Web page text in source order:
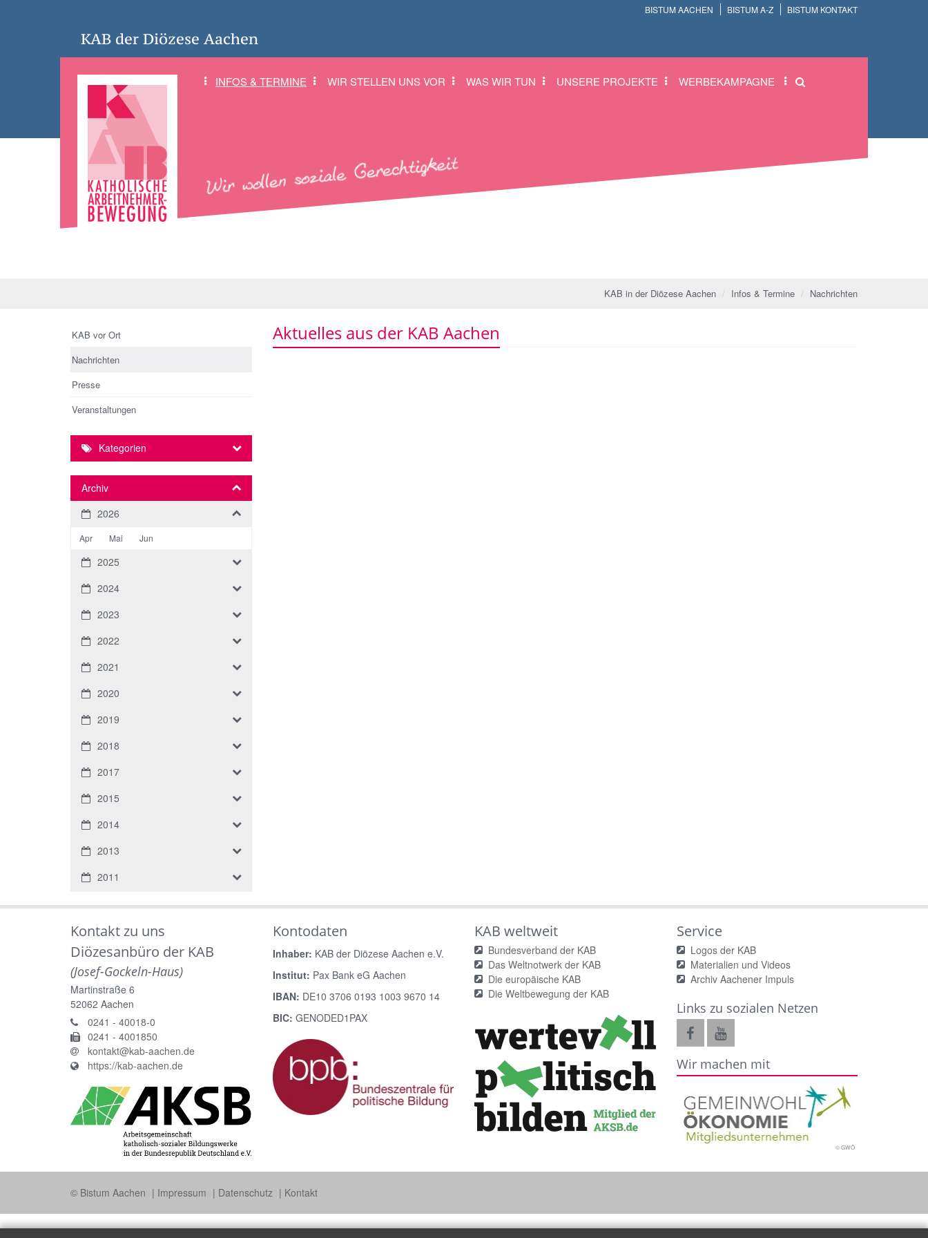
BISTUM AACHEN BISTUM A-Z BISTUM KONTAKT
KAB der Diözese Aachen
INFOS & TERMINE WIR STELLEN UNS VOR WAS WIR TUN UNSERE PROJEKTE WERBEKAMPAGNE
KAB in der Diözese Aachen Infos & Termine Nachrichten
Aktuelles aus der KAB Aachen
KAB vor Ort
Nachrichten
Presse
Veranstaltungen
Kategorien
Archiv
2026
Apr Mai Jun
2025
2024
2023
2022
2021
2020
2019
2018
2017
2015
2014
2013
2011
Kontakt zu uns
Diözesanbüro der KAB
(Josef-Gockeln-Haus)
Martinstraße 6
52062 Aachen
0241 - 40018-0
0241 - 4001850
kontakt@kab-aachen.de
https://kab-aachen.de
Kontodaten
Inhaber: KAB der Diözese Aachen e.V.
Institut: Pax Bank eG Aachen
IBAN: DE10 3706 0193 1003 9670 14
BIC: GENODED1PAX
KAB weltweit
Bundesverband der KAB
Das Weltnotwerk der KAB
Die europäische KAB
Die Weltbewegung der KAB
Service
Logos der KAB
Materialien und Videos
Archiv Aachener Impuls
Links zu sozialen Netzen
Wir machen mit
© GWÖ
© Bistum Aachen Impressum Datenschutz Kontakt